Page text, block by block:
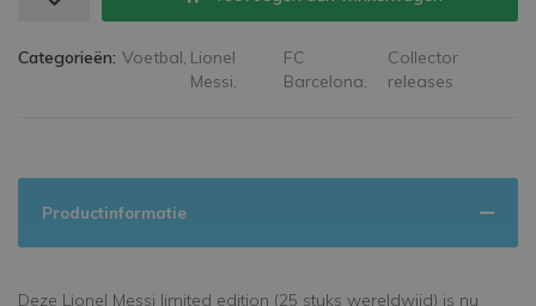
Categorieën: Voetbal, Lionel
Messi,
FC
Barcelona,
Collector
releases
Productinformatie
Deze Lionel Messi limited edition (25 stuks wereldwijd) is nu